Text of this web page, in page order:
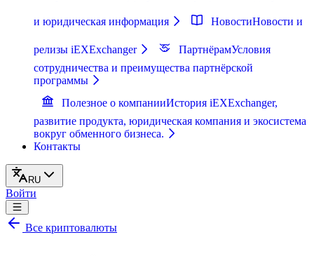
и юридическая информация НовостиНовости и
релизы iEXExchanger ПартнёрамУсловия
сотрудничества и преимущества партнёрской
программы
Полезное о компанииИстория iEXExchanger,
развитие продукта, юридическая компания и экосистема
вокруг обменного бизнеса.
Контакты
RU
Войти
Все криптовалюты